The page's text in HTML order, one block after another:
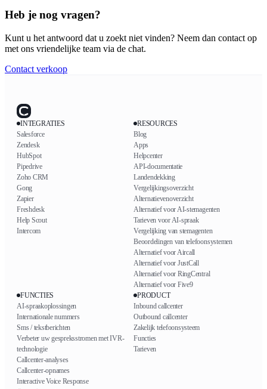
Heb je nog vragen?
Kunt u het antwoord dat u zoekt niet vinden? Neem dan contact op
met ons vriendelijke team via de chat.
Contact verkoop
INTEGRATIES
Salesforce
Zendesk
HubSpot
Pipedrive
Zoho CRM
Gong
Zapier
Freshdesk
Help Scout
Intercom
RESOURCES
Blog
Apps
Helpcenter
API-documentatie
Landendekking
Vergelijkingsoverzicht
Alternatievenoverzicht
Alternatief voor AI-stemagenten
Tarieven voor AI-spraak
Vergelijking van stemagenten
Beoordelingen van telefoonsystemen
Alternatief voor Aircall
Alternatief voor JustCall
Alternatief voor RingCentral
Alternatief voor Five9
FUNCTIES
AI-spraakoplossingen
Internationale nummers
Sms / tekstberichten
Verbeter uw gespreksstromen met IVR-
technologie
Callcenter-analyses
Callcenter-opnames
Interactive Voice Response
PRODUCT
Inbound callcenter
Outbound callcenter
Zakelijk telefoonsysteem
Functies
Tarieven